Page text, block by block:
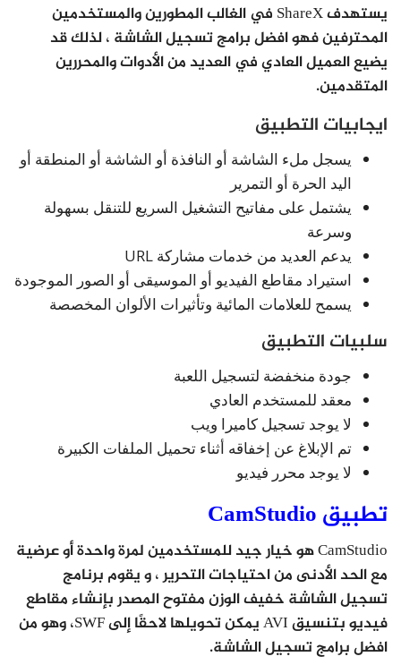
يستهدف ShareX في الغالب المطورين والمستخدمين
المحترفين فهو افضل برامج تسجيل الشاشة ، لذلك قد
يضيع العميل العادي في العديد من الأدوات والمحررين
المتقدمين.
ايجابيات التطبيق
يسجل ملء الشاشة أو النافذة أو الشاشة أو المنطقة أو
اليد الحرة أو التمرير
يشتمل على مفاتيح التشغيل السريع للتنقل بسهولة
وسرعة
يدعم العديد من خدمات مشاركة URL
استيراد مقاطع الفيديو أو الموسيقى أو الصور الموجودة
يسمح للعلامات المائية وتأثيرات الألوان المخصصة
سلبيات التطبيق
جودة منخفضة لتسجيل اللعبة
معقد للمستخدم العادي
لا يوجد تسجيل كاميرا ويب
تم الإبلاغ عن إخفاقه أثناء تحميل الملفات الكبيرة
لا يوجد محرر فيديو
تطبيق CamStudio
CamStudio هو خيار جيد للمستخدمين لمرة واحدة أو عرضية
مع الحد الأدنى من احتياجات التحرير ، و يقوم برنامج
تسجيل الشاشة خفيف الوزن مفتوح المصدر بإنشاء مقاطع
فيديو بتنسيق AVI يمكن تحويلها لاحقًا إلى SWF، وهو من
افضل برامج تسجيل الشاشة.